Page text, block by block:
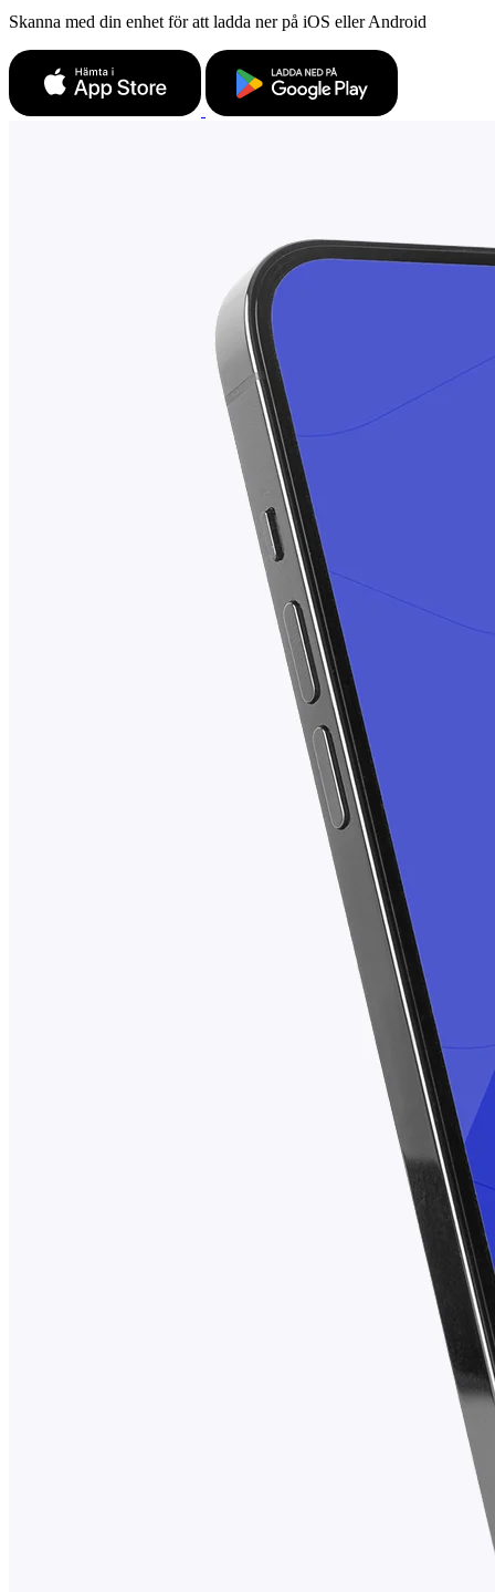
Skanna med din enhet för att ladda ner på iOS eller Android